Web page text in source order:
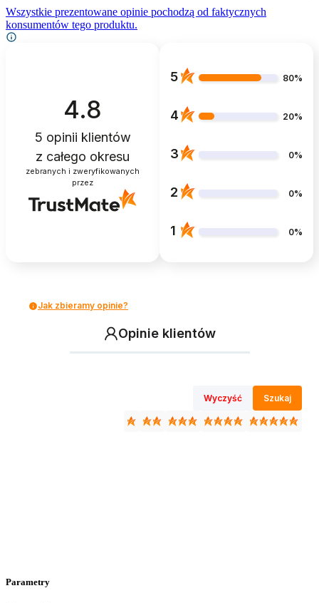
Wszystkie prezentowane opinie pochodzą od faktycznych
konsumentów tego produktu.
4.8
5 opinii klientów
z całego okresu
zebranych i zweryfikowanych
przez
5 80%
4 20%
3 0%
2 0%
1 0%
Jak zbieramy opinie?
Opinie klientów
Wyczyść Szukaj
Parametry